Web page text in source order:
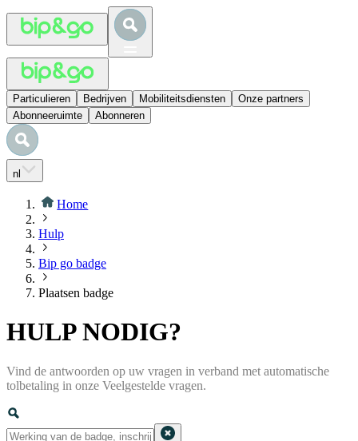
Particulieren Bedrijven Mobiliteitsdiensten
Onze partners
Abonneeruimte
Abonneren
nl
Home
Hulp
Bip go badge
Plaatsen badge
HULP NODIG?
Vind de antwoorden op uw vragen in verband met automatische
tolbetaling in onze Veelgestelde vragen.